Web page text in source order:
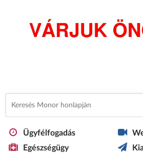
Ügyfélfogadás
Egészségügy